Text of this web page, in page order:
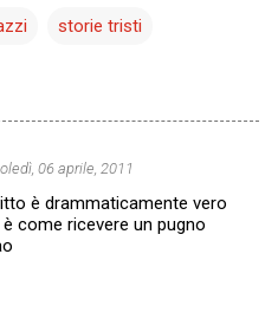
storie tristi
06 aprile, 2011
è drammaticamente vero
come ricevere un pugno